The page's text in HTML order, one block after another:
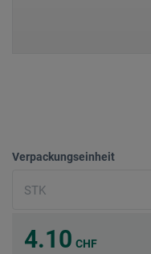
Verpackungseinheit
4.10 CHF